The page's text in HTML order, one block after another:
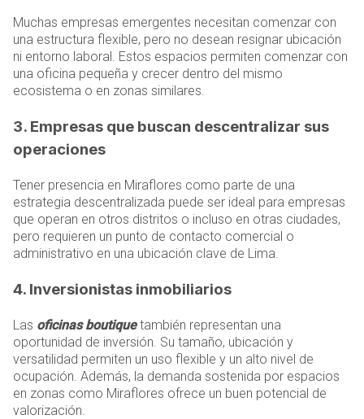
Muchas empresas emergentes necesitan comenzar con
una estructura flexible, pero no desean resignar ubicación
ni entorno laboral. Estos espacios permiten comenzar con
una oficina pequeña y crecer dentro del mismo
ecosistema o en zonas similares.
3. Empresas que buscan descentralizar sus
operaciones
Tener presencia en Miraflores como parte de una
estrategia descentralizada puede ser ideal para empresas
que operan en otros distritos o incluso en otras ciudades,
pero requieren un punto de contacto comercial o
administrativo en una ubicación clave de Lima.
4. Inversionistas inmobiliarios
Las oficinas boutiquetambién representan una
oportunidad de inversión. Su tamaño, ubicación y
versatilidad permiten un uso flexible y un alto nivel de
ocupación. Además, la demanda sostenida por espacios
en zonas como Miraflores ofrece un buen potencial de
valorización.